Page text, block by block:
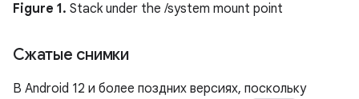
Figure 1. Stack under the /system mount point
Сжатые снимки
В Android 12 и более поздних версиях, поскольку